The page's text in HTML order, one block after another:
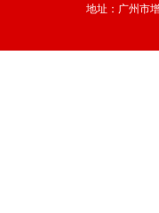
地址：广州市